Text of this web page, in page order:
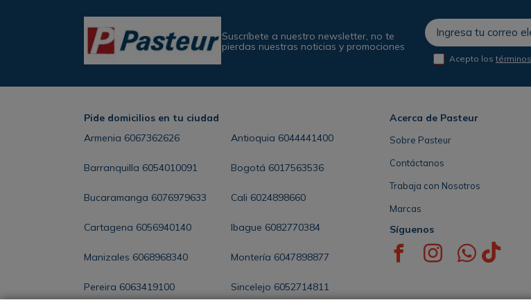
Suscríbete a nuestro newsletter, no te
pierdas nuestras noticias y promociones
Acepto los
Pide domicilios en tu ciudad
Armenia 6067362626 Antioquia 6044441400
Barranquilla 6054010091 Bogotá 6017563536
Bucaramanga 6076979633 Cali 6024898660
Cartagena 6056940140 Ibague 6082770384
Manizales 6068968340 Montería 6047898877
Pereira 6063419100 Sincelejo 6052714811
Acerca de Pasteur
Sobre Pasteur
Contáctanos
Trabaja con Nosotros
Marcas
Síguenos